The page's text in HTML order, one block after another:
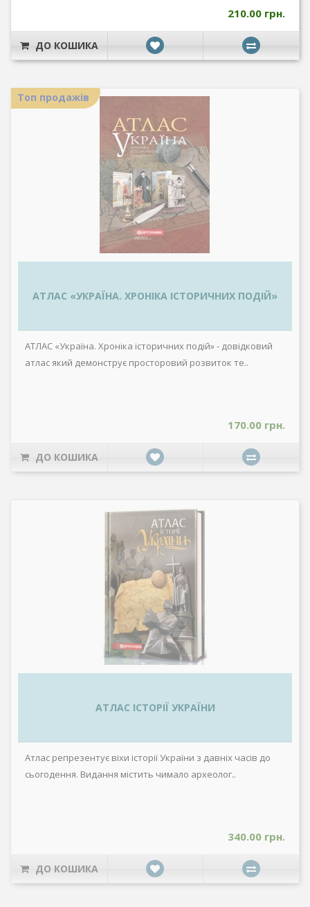
210.00 грн.
ДО КОШИКА
Топ продажів
АТЛАС «УКРАЇНА. ХРОНІКА ІСТОРИЧНИХ ПОДІЙ»
АТЛАС «Україна. Хроніка історичних подій» - довідковий
атлас який демонструє просторовий розвиток те..
170.00 грн.
ДО КОШИКА
АТЛАС ІСТОРІЇ УКРАЇНИ
Атлас репрезентує віхи історії України з давніх часів до
сьогодення. Видання містить чимало археолог..
340.00 грн.
ДО КОШИКА